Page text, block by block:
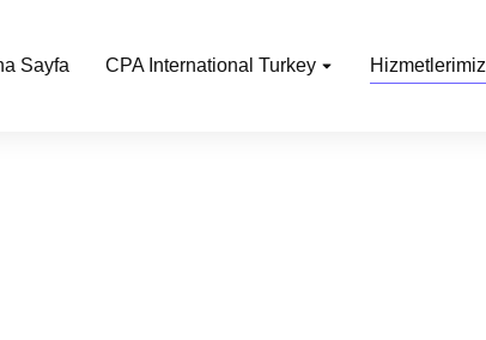
Sayfa CPA International Turkey Hizmetlerimiz